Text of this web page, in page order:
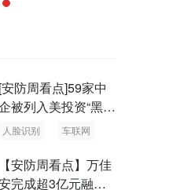
[安防周看点]59家中
被列入美投资“黑名
单” 中国信通院启动
人脸识别 车联网
【安防周看点】万佳
完成超3亿元融资